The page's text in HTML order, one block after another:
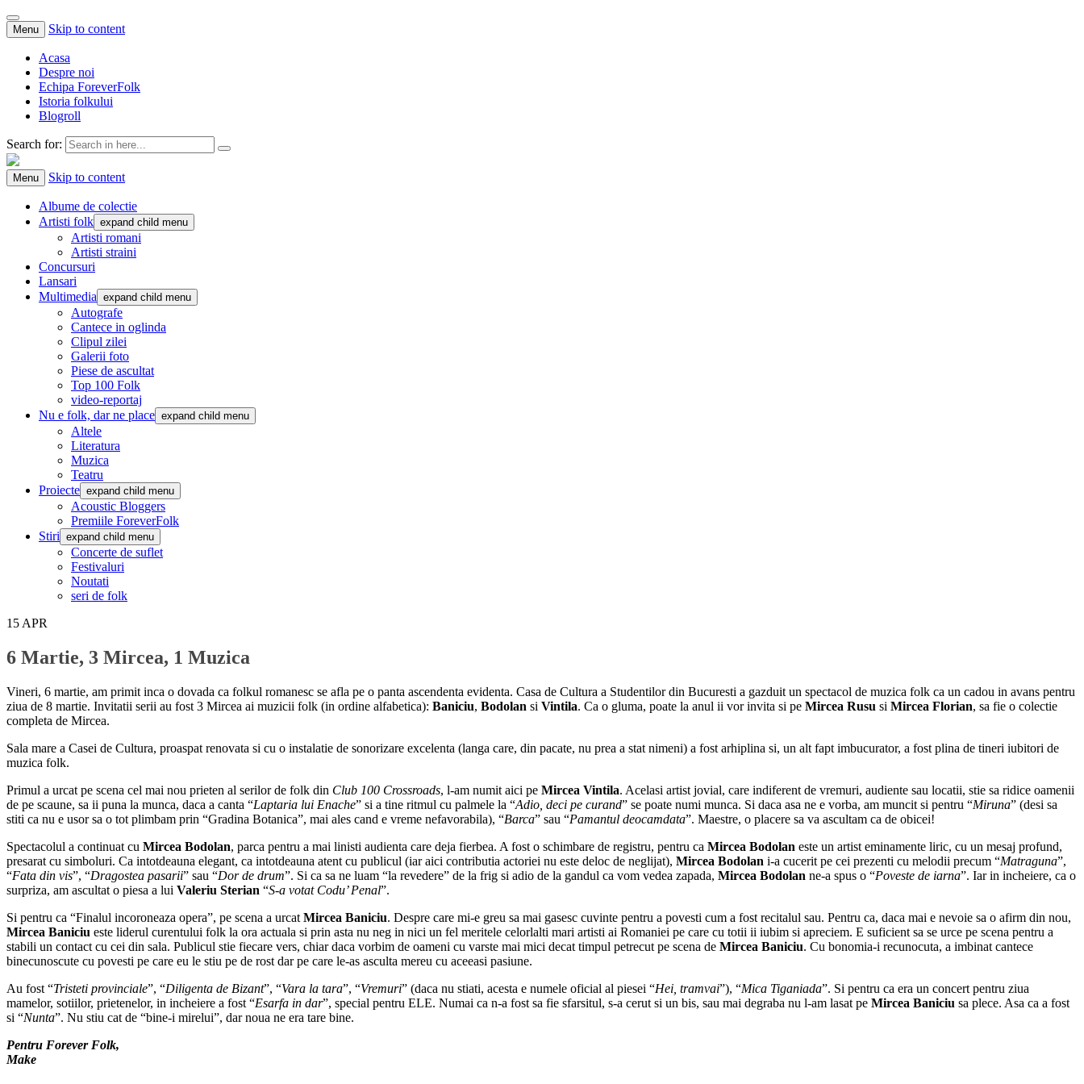
Menu Skip to content
Acasa
Despre noi
Echipa ForeverFolk
Istoria folkului
Blogroll
Search for:
ForeverFolk
Muzica sufletului tau
Menu Skip to content
Albume de colectie
Artisti folk expand child menu
Artisti romani
Artisti straini
Concursuri
Lansari
Multimedia expand child menu
Autografe
Cantece in oglinda
Clipul zilei
Galerii foto
Piese de ascultat
Top 100 Folk
video-reportaj
Nu e folk, dar ne place expand child menu
Altele
Literatura
Muzica
Teatru
Proiecte expand child menu
Acoustic Bloggers
Premiile ForeverFolk
Stiri expand child menu
Concerte de suflet
Festivaluri
Noutati
seri de folk
15 APR
6 Martie, 3 Mircea, 1 Muzica
Vineri, 6 martie, am primit inca o dovada ca folkul romanesc se afla pe o panta ascendenta evidenta. Casa de Cultura a Studentilor din Bucuresti a gazduit un spectacol de muzica folk ca un cadou in avans pentru
ziua de 8 martie. Invitatii serii au fost 3 Mircea ai muzicii folk (in ordine alfabetica): Baniciu, Bodolan si Vintila. Ca o gluma, poate la anul ii vor invita si pe Mircea Rusu si Mircea Florian, sa fie o colectie
completa de Mircea.
Sala mare a Casei de Cultura, proaspat renovata si cu o instalatie de sonorizare excelenta (langa care, din pacate, nu prea a stat nimeni) a fost arhiplina si, un alt fapt imbucurator, a fost plina de tineri iubitori de
muzica folk.
Primul a urcat pe scena cel mai nou prieten al serilor de folk din Club 100 Crossroads, l-am numit aici pe Mircea Vintila. Acelasi artist jovial, care indiferent de vremuri, audiente sau locatii, stie sa ridice oamenii
de pe scaune, sa ii puna la munca, daca a canta “Laptaria lui Enache” si a tine ritmul cu palmele la “Adio, deci pe curand” se poate numi munca. Si daca asa ne e vorba, am muncit si pentru “Miruna” (desi sa
stiti ca nu e usor sa o tot plimbam prin “Gradina Botanica”, mai ales cand e vreme nefavorabila), “Barca” sau “Pamantul deocamdata”. Maestre, o placere sa va ascultam ca de obicei!
Spectacolul a continuat cu Mircea Bodolan, parca pentru a mai linisti audienta care deja fierbea. A fost o schimbare de registru, pentru ca Mircea Bodolan este un artist eminamente liric, cu un mesaj profund,
presarat cu simboluri. Ca intotdeauna elegant, ca intotdeauna atent cu publicul (iar aici contributia actoriei nu este deloc de neglijat), Mircea Bodolan i-a cucerit pe cei prezenti cu melodii precum “Matraguna”,
“Fata din vis”, “Dragostea pasarii” sau “Dor de drum”. Si ca sa ne luam “la revedere” de la frig si adio de la gandul ca vom vedea zapada, Mircea Bodolan ne-a spus o “Poveste de iarna”. Iar in incheiere, ca o
surpriza, am ascultat o piesa a lui Valeriu Sterian “S-a votat Codu’ Penal”.
Si pentru ca “Finalul incoroneaza opera”, pe scena a urcat Mircea Baniciu. Despre care mi-e greu sa mai gasesc cuvinte pentru a povesti cum a fost recitalul sau. Pentru ca, daca mai e nevoie sa o afirm din nou,
Mircea Baniciu este liderul curentului folk la ora actuala si prin asta nu neg in nici un fel meritele celorlalti mari artisti ai Romaniei pe care cu totii ii iubim si apreciem. E suficient sa se urce pe scena pentru a
stabili un contact cu cei din sala. Publicul stie fiecare vers, chiar daca vorbim de oameni cu varste mai mici decat timpul petrecut pe scena de Mircea Baniciu. Cu bonomia-i recunocuta, a imbinat cantece
binecunoscute cu povesti pe care eu le stiu pe de rost dar pe care le-as asculta mereu cu aceeasi pasiune.
Au fost “Tristeti provinciale”, “Diligenta de Bizant”, “Vara la tara”, “Vremuri” (daca nu stiati, acesta e numele oficial al piesei “Hei, tramvai”), “Mica Tiganiada”. Si pentru ca era un concert pentru ziua
mamelor, sotiilor, prietenelor, in incheiere a fost “Esarfa in dar”, special pentru ELE. Numai ca n-a fost sa fie sfarsitul, s-a cerut si un bis, sau mai degraba nu l-am lasat pe Mircea Baniciu sa plece. Asa ca a fost
si “Nunta”. Nu stiu cat de “bine-i mirelui”, dar noua ne era tare bine.
Pentru Forever Folk,
Make